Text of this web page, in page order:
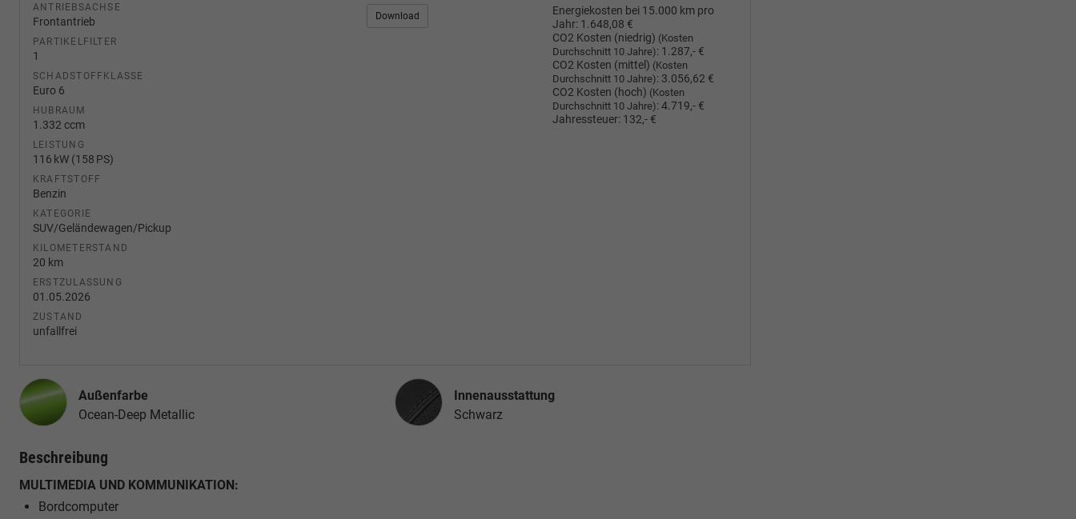
ANTRIEBSACHSE
Frontantrieb
PARTIKELFILTER
1
SCHADSTOFFKLASSE
Euro 6
HUBRAUM
1.332 ccm
LEISTUNG
116 kW (158 PS)
KRAFTSTOFF
Benzin
KATEGORIE
SUV/Geländewagen/Pickup
KILOMETERSTAND
20 km
ERSTZULASSUNG
01.05.2026
ZUSTAND
unfallfrei
Download
Energiekosten bei 15.000 km pro
Jahr: 1.648,08 €
CO2 Kosten (niedrig) (Kosten
Durchschnitt 10 Jahre): 1.287,- €
CO2 Kosten (mittel) (Kosten
Durchschnitt 10 Jahre): 3.056,62 €
CO2 Kosten (hoch) (Kosten
Durchschnitt 10 Jahre):4.719,- €
Jahressteuer: 132,- €
Außenfarbe
Ocean-Deep Metallic
Innenausstattung
Innenausstattung
Schwarz
Beschreibung
MULTIMEDIA UND KOMMUNIKATION:
Bordcomputer